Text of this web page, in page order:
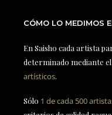
CÓMO LO MEDIMOS
En Saisho cada artista
determinado mediante el
artísticos.
Sólo 1 de cada 500